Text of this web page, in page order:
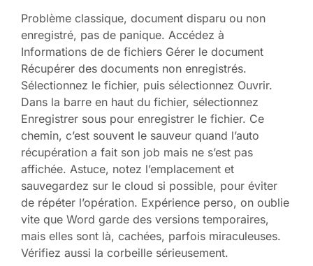
Problème classique, document disparu ou non
enregistré, pas de panique. Accédez à
Informations de de fichiers Gérer le document
Récupérer des documents non enregistrés.
Sélectionnez le fichier, puis sélectionnez Ouvrir.
Dans la barre en haut du fichier, sélectionnez
Enregistrer sous pour enregistrer le fichier. Ce
chemin, c’est souvent le sauveur quand l’auto
récupération a fait son job mais ne s’est pas
affichée. Astuce, notez l’emplacement et
sauvegardez sur le cloud si possible, pour éviter
de répéter l’opération. Expérience perso, on oublie
vite que Word garde des versions temporaires,
mais elles sont là, cachées, parfois miraculeuses.
Vérifiez aussi la corbeille sérieusement.